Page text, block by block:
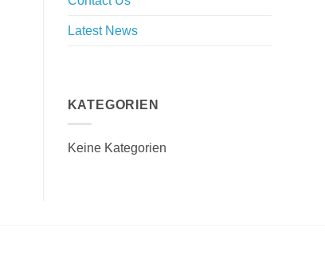
Latest News
KATEGORIEN
Keine Kategorien